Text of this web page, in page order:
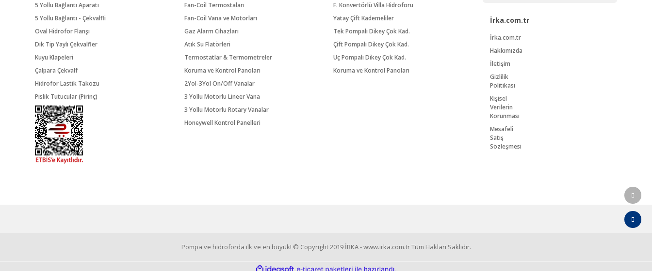
5 Yollu Bağlantı Aparatı
5 Yollu Bağlantı - Çekvalfli
Oval Hidrofor Flanşı
Dik Tip Yaylı Çekvalfler
Kuyu Klapeleri
Çalpara Çekvalf
Hidrofor Lastik Takozu
Pislik Tutucular (Pirinç)
Fan-Coil Termostaları
Fan-Coil Vana ve Motorları
Gaz Alarm Cihazları
Atık Su Flatörleri
Termostatlar & Termometreler
Koruma ve Kontrol Panoları
2Yol-3Yol On/Off Vanalar
3 Yollu Motorlu Lineer Vana
3 Yollu Motorlu Rotary Vanalar
Honeywell Kontrol Panelleri
F. Konvertörlü Villa Hidroforu
Yatay Çift Kademeliler
Tek Pompalı Dikey Çok Kad.
Çift Pompalı Dikey Çok Kad.
Üç Pompalı Dikey Çok Kad.
Koruma ve Kontrol Panoları
İrka.com.tr
İrka.com.tr
Hakkımızda
İletişim
Gizlilik
Politikası
Kişisel
Verilerin
Korunması
Mesafeli
Satış
Sözleşmesi
Pompa ve hidroforda ilk ve en büyük! © Copyright 2019 İRKA - www.irka.com.tr Tüm Hakları Saklıdır.
ideasoft e-